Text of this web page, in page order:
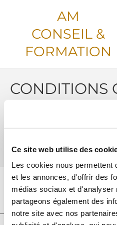
Ce site web utilise des
Les cookies nous permettent
et les annonces, d'offrir des
médias sociaux et d'analyser
partageons également des
notre site avec nos
AM
CONSEIL &
FORMATION
CONDITIONS